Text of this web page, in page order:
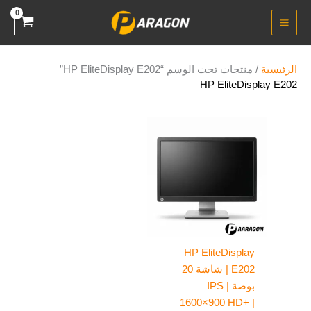
تخطي
الرئيسية / منتجات تحت الوسم “HP EliteDisplay E202”
HP EliteDisplay E202
HP EliteDisplay
E202 | شاشة 20
بوصة IPS |
1600×900 HD+ |